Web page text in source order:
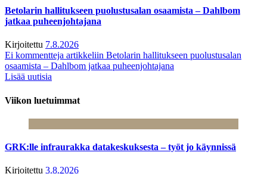
Betolarin hallitukseen puolustusalan osaamista – Dahlbom
jatkaa puheenjohtajana
Kirjoitettu 7.8.2026
Ei kommentteja artikkeliin Betolarin hallitukseen puolustusalan
osaamista – Dahlbom jatkaa puheenjohtajana
Lisää uutisia
Viikon luetuimmat
GRK:lle infraurakka datakeskuksesta – työt jo käynnissä
Kirjoitettu 3.8.2026